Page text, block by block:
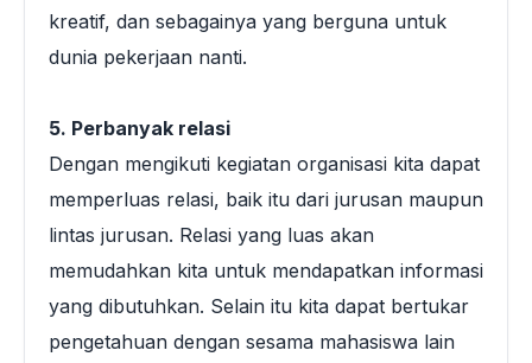
kreatif, dan sebagainya yang berguna untuk
dunia pekerjaan nanti.
5. Perbanyak relasi
Dengan mengikuti kegiatan organisasi kita dapat
memperluas relasi, baik itu dari jurusan maupun
lintas jurusan. Relasi yang luas akan
memudahkan kita untuk mendapatkan informasi
yang dibutuhkan. Selain itu kita dapat bertukar
pengetahuan dengan sesama mahasiswa lain